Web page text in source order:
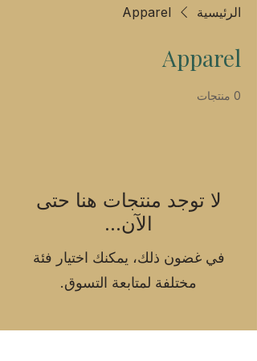
الرئيسية Apparel
Apparel
0 منتجات
لا توجد منتجات هنا حتى
الآن...
في غضون ذلك، يمكنك اختيار فئة
مختلفة لمتابعة التسوق.